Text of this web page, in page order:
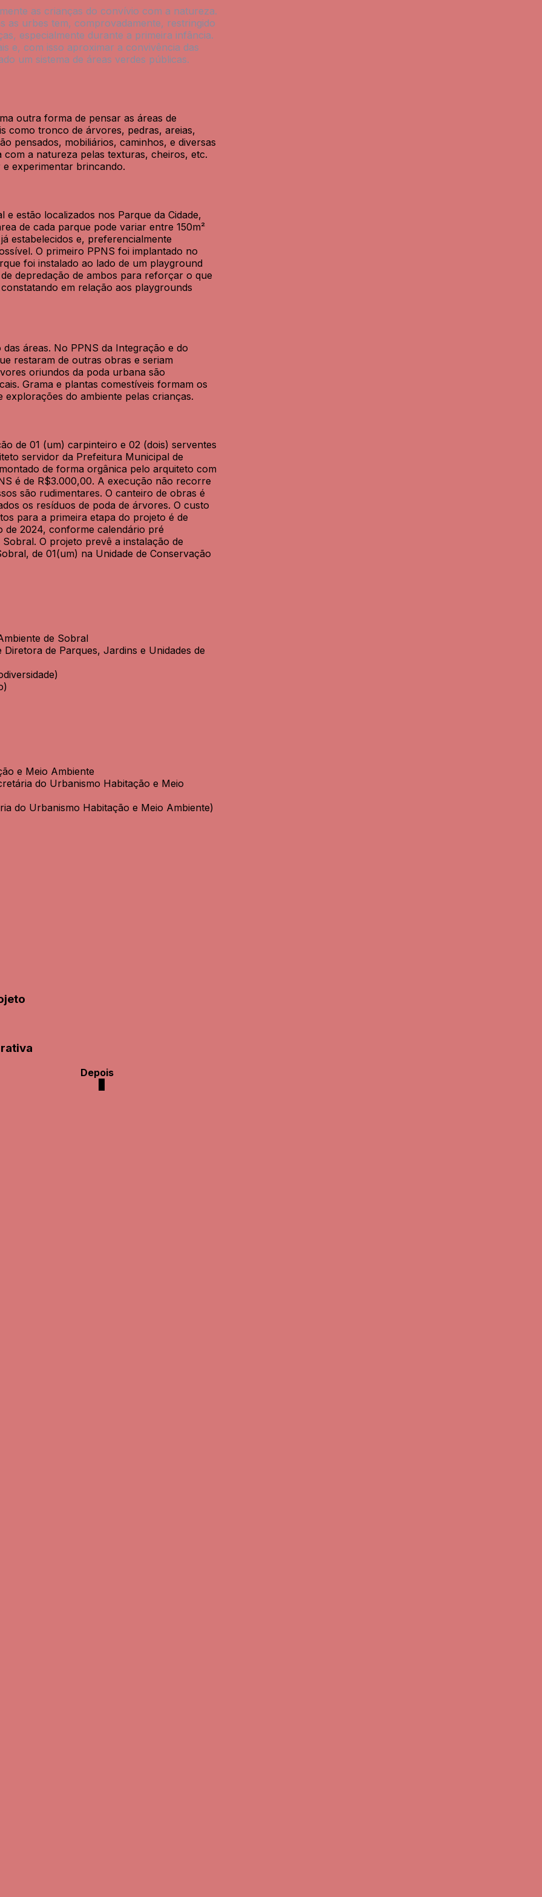
as crianças do convívio com a natureza.
as urbes tem, comprovadamente, restringido
especialmente durante a primeira infância.
e, com isso aproximar a convivência das
um sistema de áreas verdes públicas.
outra forma de pensar as áreas de
como tronco de árvores, pedras, areias,
pensados, mobiliários, caminhos, e diversas
a natureza pelas texturas, cheiros, etc.
experimentar brincando.
estão localizados nos Parque da Cidade,
de cada parque pode variar entre 150m²
estabelecidos e, preferencialmente
O primeiro PPNS foi implantado no
foi instalado ao lado de um playground
depredação de ambos para reforçar o que
em relação aos playgrounds
áreas. No PPNS da Integração e do
restaram de outras obras e seriam
oriundos da poda urbana são
Grama e plantas comestíveis formam os
do ambiente pelas crianças.
de 01 (um) carpinteiro e 02 (dois) serventes
servidor da Prefeitura Municipal de
de forma orgânica pelo arquiteto com
é de R$3.000,00. A execução não recorre
são rudimentares. O canteiro de obras é
os resíduos de poda de árvores. O custo
para a primeira etapa do projeto é de
de 2024, conforme calendário pré
O projeto prevê a instalação de
de 01(um) na Unidade de Conservação
de Sobral
de Parques, Jardins e Unidades de
e Meio Ambiente
do Urbanismo Habitação e Meio
do Urbanismo Habitação e Meio Ambiente)
Depois